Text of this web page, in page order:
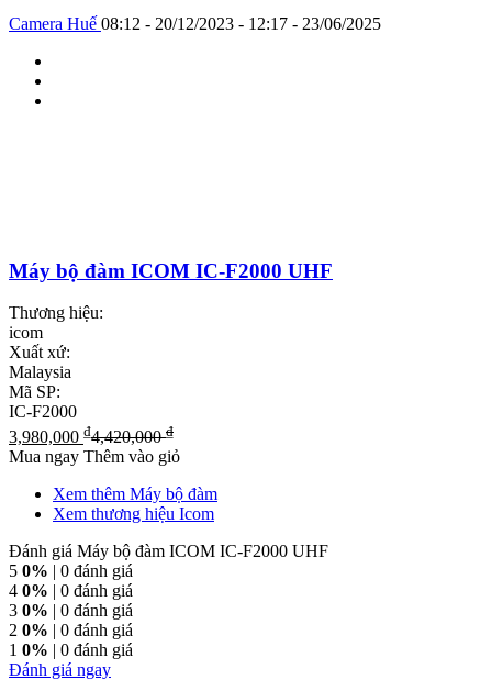
Camera Huế 08:12 - 20/12/2023 - 12:17 - 23/06/2025
Máy bộ đàm ICOM IC-F2000 UHF
Thương hiệu:
icom
Xuất xứ:
Malaysia
Mã SP:
IC-F2000
3,980,000 ₫4,420,000₫
Mua ngay Thêm vào giỏ
Xem thêm Máy bộ đàm
Xem thương hiệu Icom
Đánh giá Máy bộ đàm ICOM IC-F2000 UHF
5 0% | 0 đánh giá
4 0% | 0 đánh giá
3 0% | 0 đánh giá
2 0% | 0 đánh giá
1 0% | 0 đánh giá
Đánh giá ngay